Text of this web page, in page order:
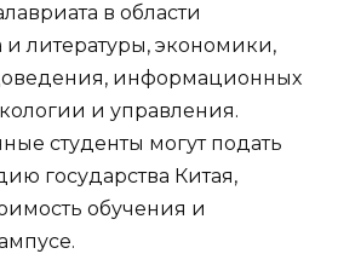
в области
и литературы, экономики,
информационных
и управления.
студенты могут подать
государства Китая,
обучения и